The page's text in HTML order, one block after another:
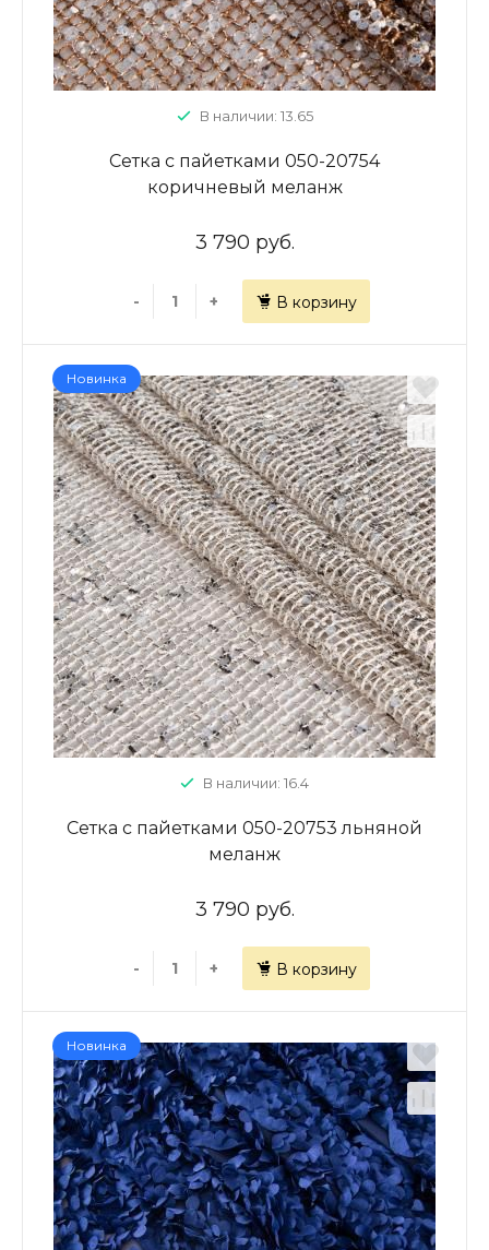
В наличии: 13.65
Сетка с пайетками 050-20754
коричневый меланж
3 790 руб.
- + В корзину
Новинка
В наличии: 16.4
Сетка с пайетками 050-20753 льняной
меланж
3 790 руб.
- + В корзину
Новинка